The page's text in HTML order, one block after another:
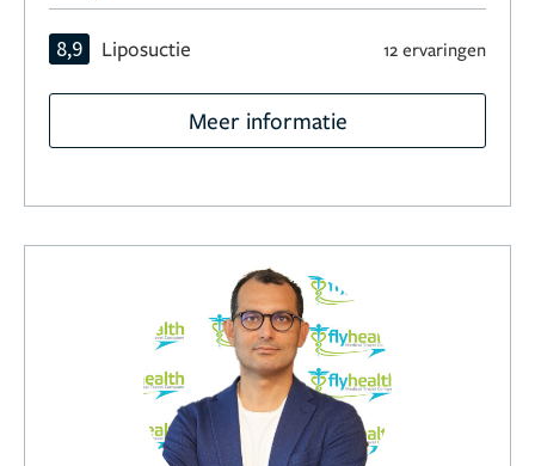
8,9 Liposuctie 12 ervaringen
Meer informatie